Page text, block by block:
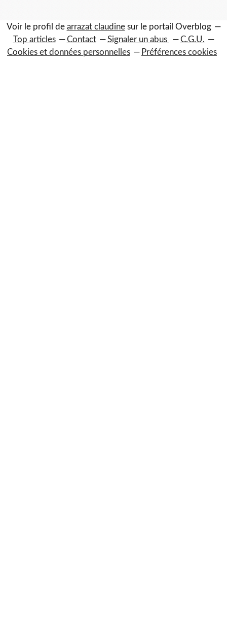
Voir le profil de arrazat claudinesur le portail Overblog
Top articles
Contact Signaler un abus
C.G.U.
Cookies et données personnelles
Préférences cookies